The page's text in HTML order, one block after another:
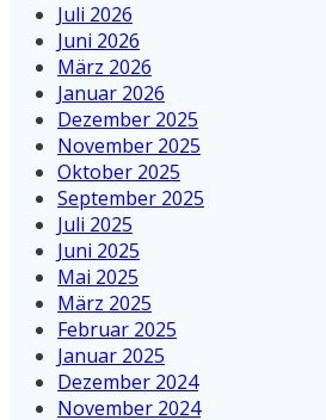
Juli 2026
Juni 2026
März 2026
Januar 2026
Dezember 2025
November 2025
Oktober 2025
September 2025
Juli 2025
Juni 2025
Mai 2025
März 2025
Februar 2025
Januar 2025
Dezember 2024
November 2024